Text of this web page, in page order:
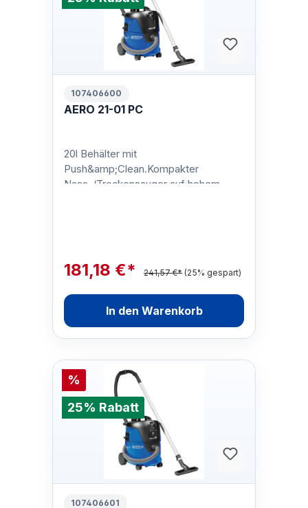
107406600
AERO 21-01 PC
20l Behälter mit
Push&amp;Clean.Kompakter
Nass-/Trockensauger auf hohem
181,18 €* 241,57 €* (25% gespart)
In den Warenkorb
%
25% Rabatt
107406601